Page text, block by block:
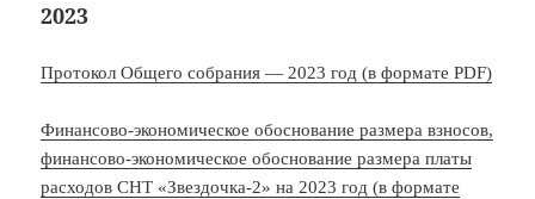
2023
Протокол Общего собрания — 2023 год (в формате PDF)
Финансово-экономическое обоснование размера взносов,
финансово-экономическое обоснование размера платы
расходов СНТ «Звездочка-2» на 2023 год (в формате